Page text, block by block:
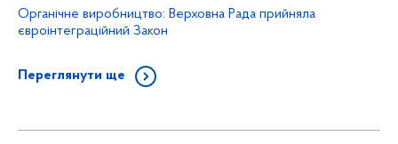
Органічне виробництво: Верховна Рада прийняла
євроінтеграційний Закон
Переглянути ще